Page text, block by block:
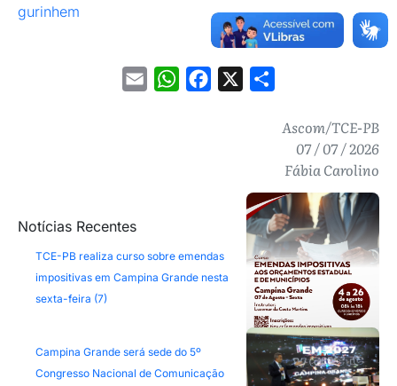
gurinhem
Email WhatsAppFacebook
Ascom/TCE-PB
07 / 07 / 2026
Fábia Carolino
Notícias Recentes
TCE-PB realiza curso sobre emendas
impositivas em Campina Grande nesta
sexta-feira (7)
Campina Grande será sede do 5º
Congresso Nacional de Comunicação